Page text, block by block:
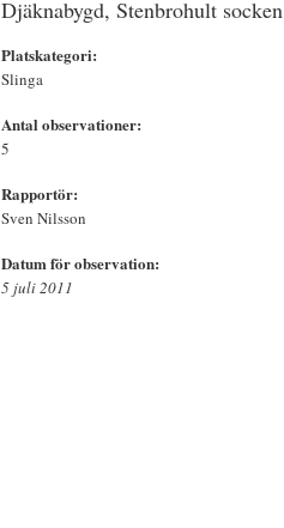
Djäknabygd, Stenbrohult socken
Platskategori:
Slinga
Antal observationer:
5
Rapportör:
Sven Nilsson
Datum för observation:
5 juli 2011